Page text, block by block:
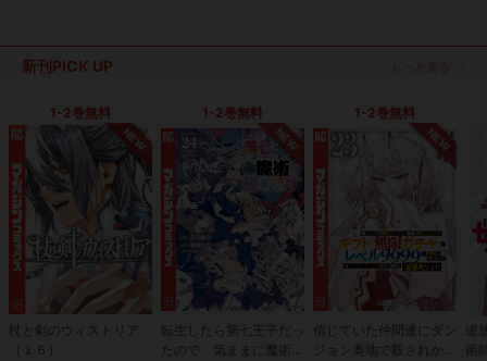
新刊PICK UP
1-2巻無料
NEW
杖と剣のウィストリア
（１６）
1-2巻無料
NEW
転生したら第七王子だっ
たので、気ままに魔術を
1-2巻無料
NEW
信じていた仲間達にダン
ジョン奥地で殺されかけ